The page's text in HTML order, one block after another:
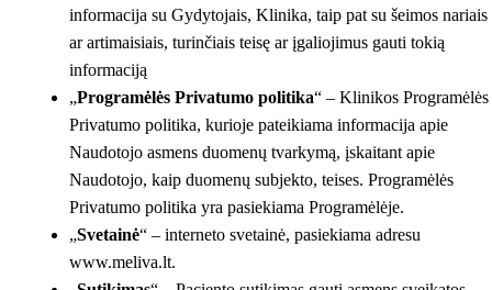
informacija su Gydytojais, Klinika, taip pat su šeimos nariais
ar artimaisiais, turinčiais teisę ar įgaliojimus gauti tokią
informaciją
„Programėlės Privatumo politika“ – Klinikos Programėlės
Privatumo politika, kurioje pateikiama informacija apie
Naudotojo asmens duomenų tvarkymą, įskaitant apie
Naudotojo, kaip duomenų subjekto, teises. Programėlės
Privatumo politika yra pasiekiama Programėlėje.
„Svetainė“ – interneto svetainė, pasiekiama adresu
www.meliva.lt.